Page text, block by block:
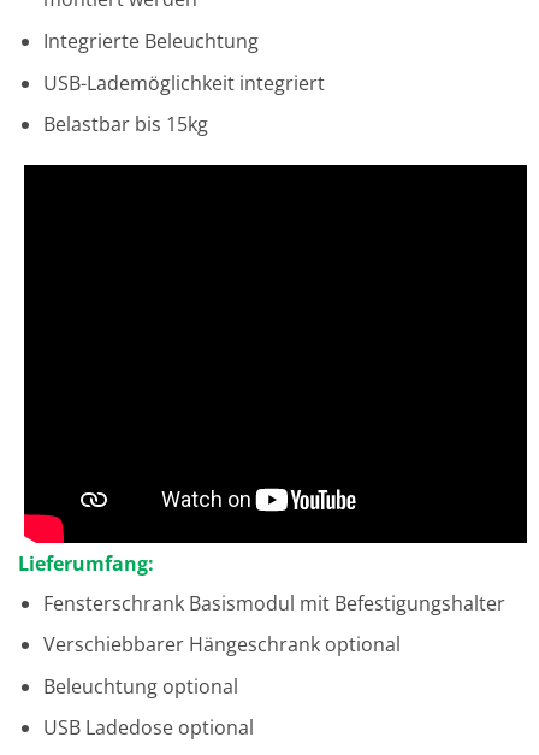
Integrierte Beleuchtung
USB-Lademöglichkeit integriert
Belastbar bis 15kg
Lieferumfang:
Fensterschrank Basismodul mit Befestigungshalter
Verschiebbarer Hängeschrank optional
Beleuchtung optional
USB Ladedose optional